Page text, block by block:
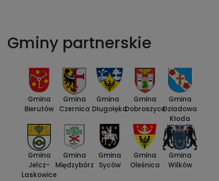
Gminy partnerskie
Gmina
Bierutów
Gmina
Czernica
Gmina
Długołęka
Gmina
Dobroszyce
Gmina
Dziadowa
Kłoda
Gmina
Jelcz-
Laskowice
Gmina
Międzybórz
Gmina
Syców
Gmina
Oleśnica
Gmina
Wilków